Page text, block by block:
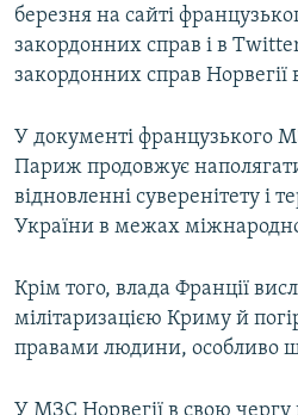
березня на сайті
закордонних справ і в
закордонних справ Норвегії
У документі французького
Париж продовжує
відновленні суверенітету і
України в межах
Крім того, влада Франції
мілітаризацією Криму й
правами людини, особливо